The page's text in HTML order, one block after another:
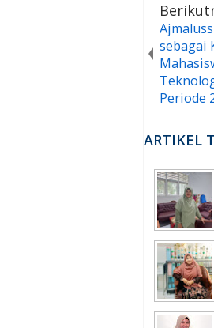
sebagai
Periode
ARTIKEL